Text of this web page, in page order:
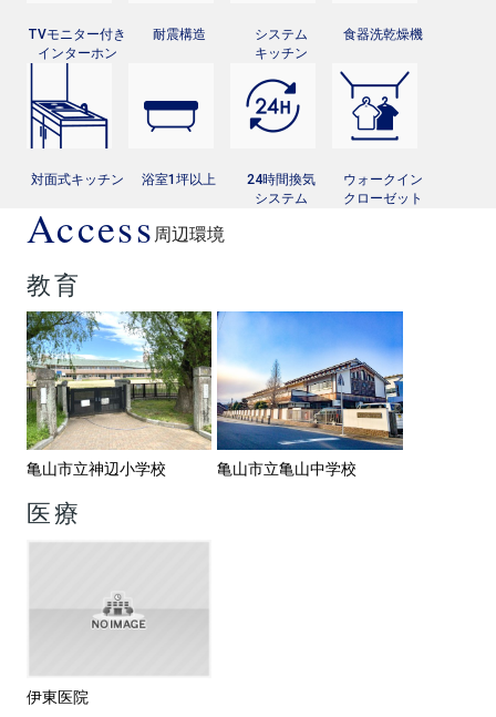
TVモニター付き
インターホン
耐震構造
システム
キッチン
食器洗乾燥機
対面式キッチン 浴室1坪以上
24時間換気
システム
ウォークイン
クローゼット
Access周辺環境
教育
亀山市立神辺小学校 亀山市立亀山中学校
医療
伊東医院